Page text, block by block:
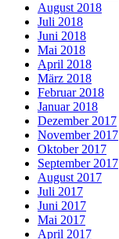
August 2018
Juli 2018
Juni 2018
Mai 2018
April 2018
März 2018
Februar 2018
Januar 2018
Dezember 2017
November 2017
Oktober 2017
September 2017
August 2017
Juli 2017
Juni 2017
Mai 2017
April 2017